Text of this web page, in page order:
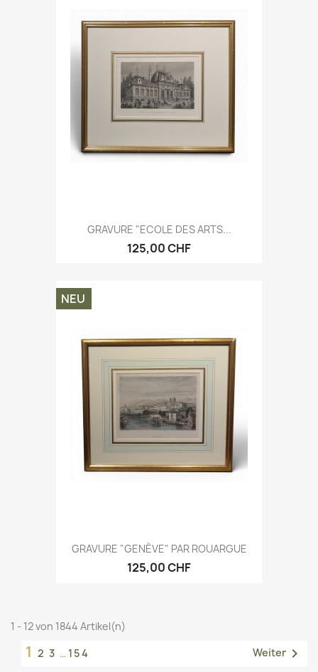
GRAVURE "ECOLE DES ARTS...
125,00 CHF
GRAVURE "GENÈVE" PAR ROUARGUE
125,00 CHF
NEU
1 - 12 von 1844 Artikel(n)
1 2 3 … 154 Weiter 